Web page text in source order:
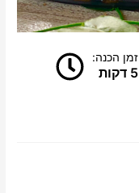
זמן הכנה:
5 דקות